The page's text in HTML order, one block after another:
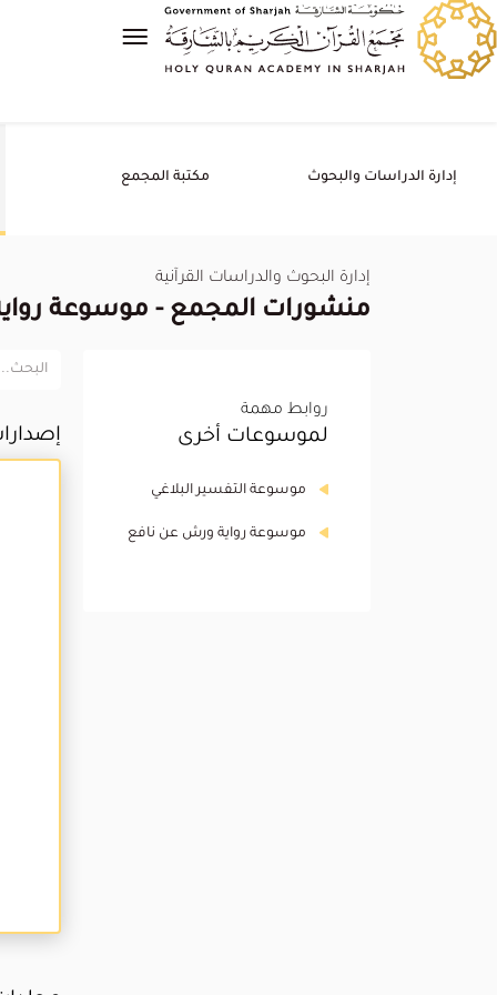
إدارة الدراسات والبحوث مكتبة المجمع
إدارة البحوث والدراسات القرآنية
منشورات المجمع - موسوعة
روابط مهمة
لموسوعات أخرى
موسوعة التفسير البلاغي
موسوعة رواية ورش عن نافع